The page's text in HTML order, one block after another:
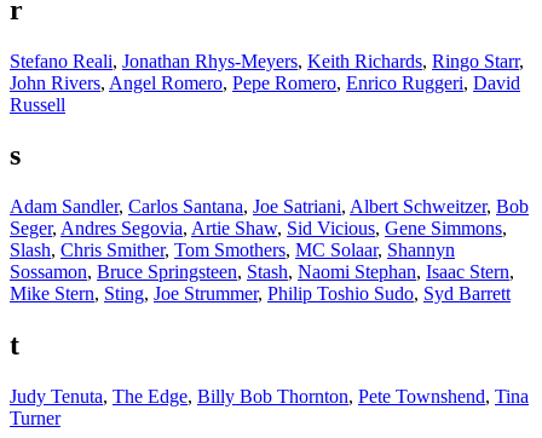
r
Stefano Reali, Jonathan Rhys-Meyers, Keith Richards, Ringo Starr,
John Rivers, Angel Romero, Pepe Romero, Enrico Ruggeri, David
Russell
s
Adam Sandler, Carlos Santana, Joe Satriani, Albert Schweitzer, Bob
Seger, Andres Segovia, Artie Shaw, Sid Vicious, Gene Simmons,
Slash, Chris Smither, Tom Smothers, MC Solaar, Shannyn
Sossamon, Bruce Springsteen, Stash, Naomi Stephan, Isaac Stern,
Mike Stern, Sting, Joe Strummer, Philip Toshio Sudo, Syd Barrett
t
Judy Tenuta, The Edge, Billy Bob Thornton, Pete Townshend, Tina
Turner